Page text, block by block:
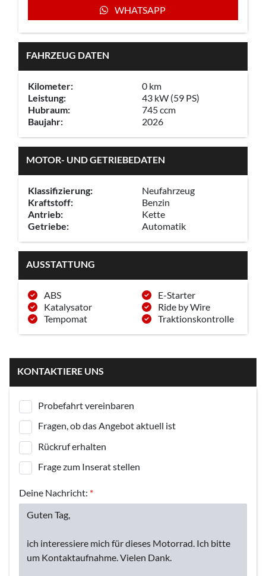
WHATSAPP
FAHRZEUG DATEN
Kilometer:
0 km
Leistung:
43 kW (59 PS)
Hubraum:
745 ccm
Baujahr:
2026
MOTOR- UND GETRIEBEDATEN
Klassifizierung:
Neufahrzeug
Kraftstoff:
Benzin
Antrieb:
Kette
Getriebe:
Automatik
AUSSTATTUNG
ABS
E-Starter
Katalysator
Ride by Wire
Tempomat
Traktionskontrolle
KONTAKTIERE UNS
Probefahrt vereinbaren
Fragen, ob das Angebot aktuell ist
Rückruf erhalten
Frage zum Inserat stellen
Deine Nachricht: *